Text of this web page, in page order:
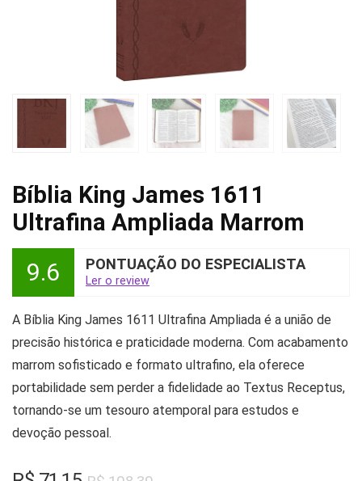
Bíblia King James 1611
Ultrafina Ampliada Marrom
9.6 PONTUAÇÃO DO ESPECIALISTA
Ler o review
A Bíblia King James 1611 Ultrafina Ampliada é a união de
precisão histórica e praticidade moderna. Com acabamento
marrom sofisticado e formato ultrafino, ela oferece
portabilidade sem perder a fidelidade ao Textus Receptus,
tornando-se um tesouro atemporal para estudos e
devoção pessoal.